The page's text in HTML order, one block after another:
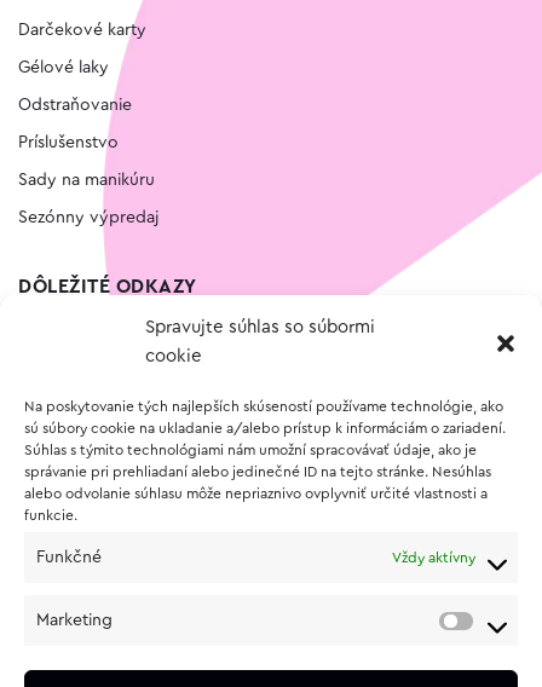
Spravujte súhlas so súbormi
cookie
Na poskytovanie tých najlepších skúseností používame technológie, ako
sú súbory cookie na ukladanie a/alebo prístup k informáciám o zariadení.
Súhlas s týmito technológiami nám umožní spracovávať údaje, ako je
správanie pri prehliadaní alebo jedinečné ID na tejto stránke. Nesúhlas
alebo odvolanie súhlasu môže nepriaznivo ovplyvniť určité vlastnosti a
funkcie.
Funkčné Vždy aktívny
Marketing
Darčekové karty
Gélové laky
Odstraňovanie
Príslušenstvo
Sady na manikúru
Sezónny výpredaj
DÔLEŽITÉ ODKAZY
Vernostný program
O NÁKUPE
Vrátenie a reklamácia tovaru